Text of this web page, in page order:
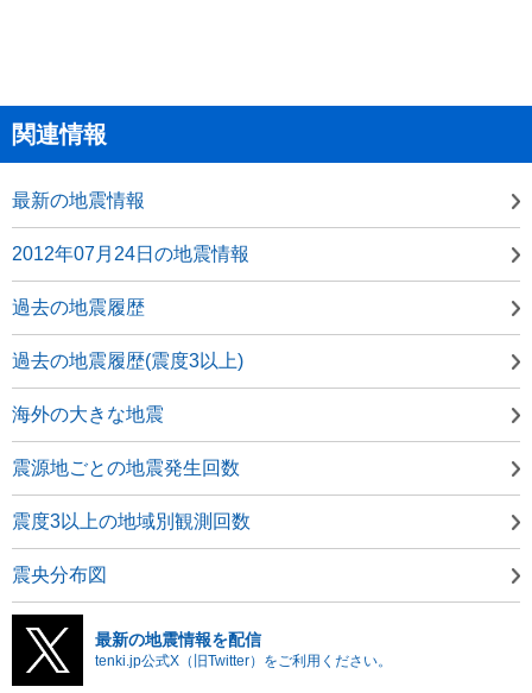
関連情報
最新の地震情報
2012年07月24日の地震情報
過去の地震履歴
過去の地震履歴(震度3以上)
海外の大きな地震
震源地ごとの地震発生回数
震度3以上の地域別観測回数
震央分布図
最新の地震情報を配信
tenki.jp公式X（旧Twitter）をご利用ください。